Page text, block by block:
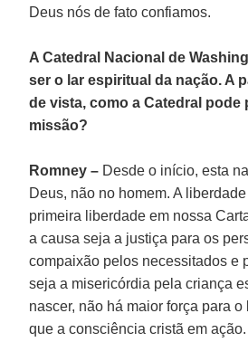
Deus nós de fato confiamos.
A Catedral Nacional de
ser o lar espiritual da nação. A
de vista, como a Catedral pode
missão?
Romney – Desde o início, esta
Deus, não no homem. A
primeira liberdade em nossa
a causa seja a justiça para os
compaixão pelos necessitados e
seja a misericórdia pela criança
nascer, não há maior força para
que a consciência cristã em